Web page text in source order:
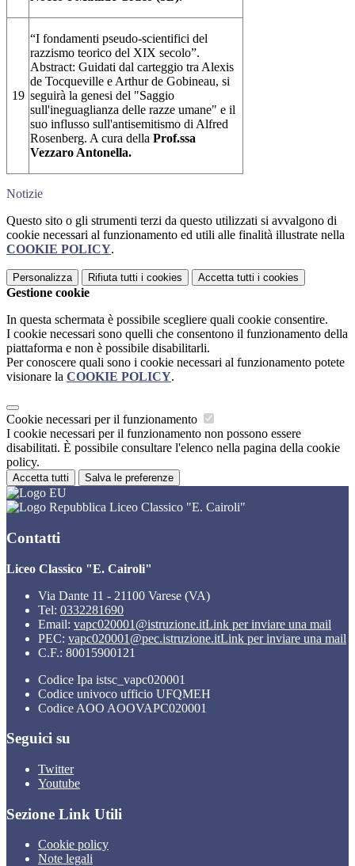
19
“I fondamenti pseudo-scientifici del
razzismo teorico del XIX secolo”.
Abstract: Guidati dal carteggio tra Alexis
de Tocqueville e Arthur de Gobineau, si
seguirà la genesi del "Saggio
sull'ineguaglianza delle razze umane" e il
suo influsso sull'antisemitismo di Alfred
Rosenberg. A cura della Prof.ssa
Vezzaro Antonella.
Notizie
Questo sito o gli strumenti terzi da questo utilizzati si avvalgono di
cookie necessari al funzionamento ed utili alle finalità illustrate nella
COOKIE POLICY.
Personalizza Rifiuta tutti i cookies Accetta tutti i cookies
Gestione cookie
In questa schermata è possibile scegliere quali cookie consentire.
I cookie necessari sono quelli che consentono il funzionamento della
piattaforma e non è possibile disabilitarli.
Per conoscere quali sono i cookie necessari al funzionamento potete
visionare la COOKIE POLICY.
Cookie necessari per il funzionamento
I cookie necessari per il funzionamento non possono essere
disabilitati. È possibile consultare l'elenco nella pagina della cookie
policy.
Accetta tutti Salva le preferenze
Liceo Classico "E. Cairoli"
Contatti
Liceo Classico "E. Cairoli"
Via Dante 11 - 21100 Varese (VA)
Tel: 0332281690
Email: vapc020001@istruzione.itLink per inviare una mail
PEC: vapc020001@pec.istruzione.itLink per inviare una mail
C.F.: 80015900121
Codice Ipa istsc_vapc020001
Codice univoco ufficio UFQMEH
Codice AOO AOOVAPC020001
Seguici su
Twitter
Youtube
Sezione Link Utili
Cookie policy
Note legali